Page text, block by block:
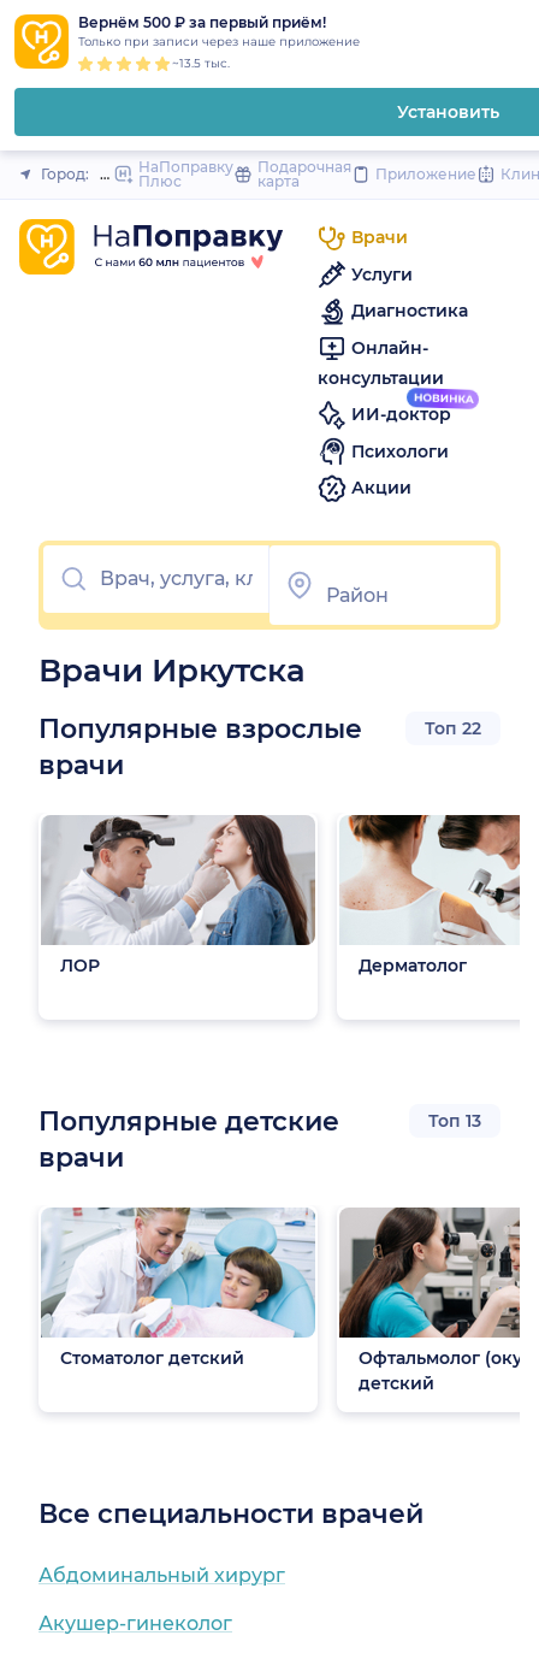
Вернём 500 ₽ за первый приём!
Только при записи через наше приложение
~13.5 тыс.
Установить
Закрыть
Город: ИркутскНаПоправку
Плюс
Подарочная
карта
Приложение
Врачи
Услуги
Диагностика
Онлайн-
консультации
ИИ-доктор
Психологи
Акции
Врачи Иркутска
Популярные взрослые
врачи
Топ 22
ЛОР Дерматолог
Популярные детские
врачи
Топ 13
Стоматолог детский
Офтальмолог
детский
Все специальности врачей
Абдоминальный хирург
Акушер-гинеколог